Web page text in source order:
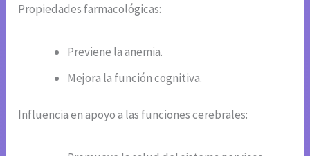
Propiedades farmacológicas:
Previene la anemia.
Mejora la función cognitiva.
Influencia en apoyo a las funciones cerebrales: